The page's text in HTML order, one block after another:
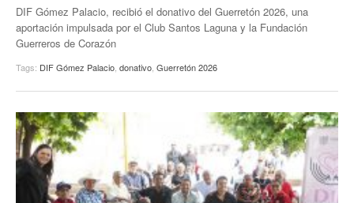
LA MEJOR INFORMACIÓN
DIF Gómez Palacio, recibió el donativo del Guerretón 2026, una
aportación impulsada por el Club Santos Laguna y la Fundación
Guerreros de Corazón
Tags: DIF Gómez Palacio donativo Guerretón 2026